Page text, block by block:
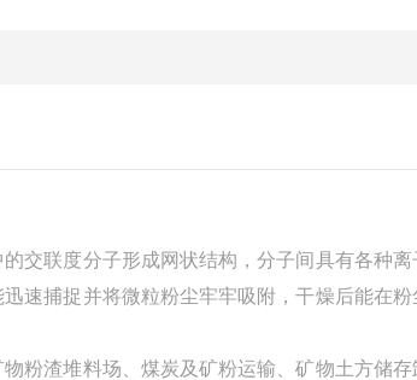
交联度分子形成网状结构，分子间具有各种
速捕捉并将微粒粉尘牢牢吸附，干燥后能在
粉渣堆料场、煤炭及矿粉运输、矿物土方储